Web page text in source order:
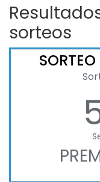
sorteos